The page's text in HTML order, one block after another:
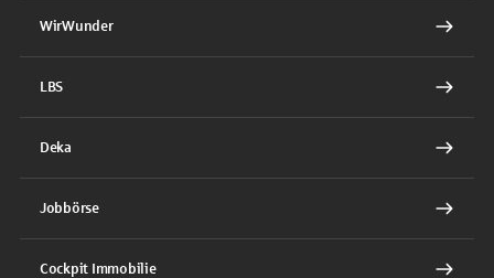
WirWunder
LBS
Deka
Jobbörse
Cockpit Immobilie